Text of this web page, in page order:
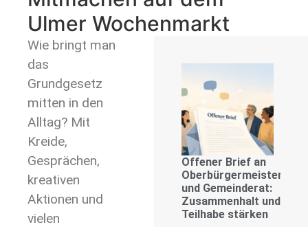
Ulmer Wochenmarkt
Wie bringt man
das
Grundgesetz
mitten in den
Alltag? Mit
Kreide,
Gesprächen,
kreativen
Aktionen und
vielen
Offener Brief an
Oberbürgermeister
und Gemeinderat:
Zusammenhalt und
Teilhabe stärken